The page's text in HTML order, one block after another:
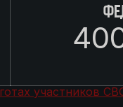
участников